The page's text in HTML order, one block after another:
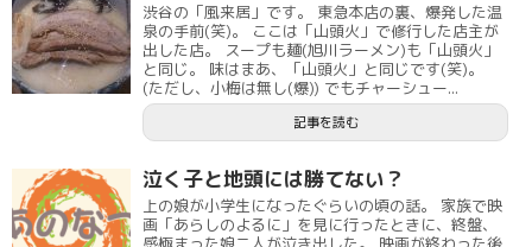
渋谷の「風来居」です。 東急本店の裏、爆発した温
泉の手前(笑)。 ここは「山頭火」で修行した店主が
出した店。 スープも麺(旭川ラーメン)も「山頭火」
と同じ。 味はまあ、「山頭火」と同じです(笑)。
(ただし、小梅は無し(爆)) でもチャーシュー...
記事を読む
泣く子と地頭には勝てない？
上の娘が小学生になったぐらいの頃の話。 家族で映
画「あらしのよるに」を見に行ったときに、終盤、